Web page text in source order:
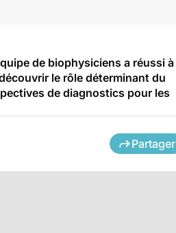
de biophysiciens a réussi à
le rôle déterminant du
de diagnostics pour les
Partager